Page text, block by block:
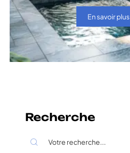
En savoir plus
Recherche